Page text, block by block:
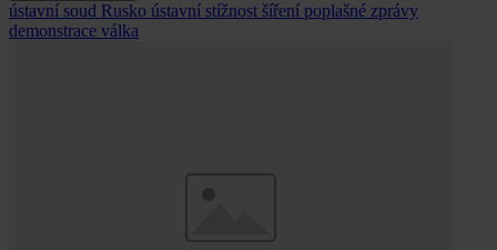
ústavní soud Rusko ústavní stížnost šíření poplašné zprávy
demonstrace válka